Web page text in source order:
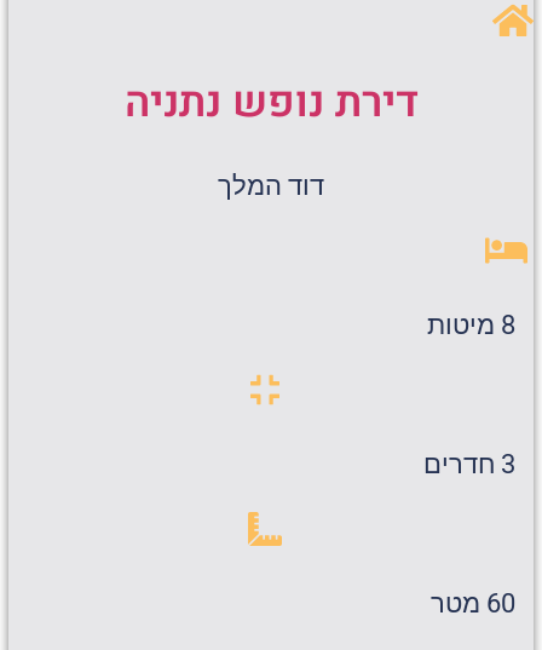
דירת נופש נתניה
דוד המלך
8 מיטות
3 חדרים
60 מטר